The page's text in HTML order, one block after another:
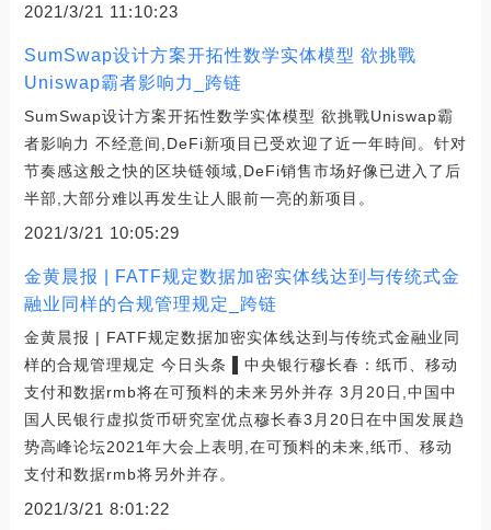
2021/3/21 11:10:23
SumSwap设计方案开拓性数学实体模型 欲挑戰
Uniswap霸者影响力_跨链
SumSwap设计方案开拓性数学实体模型 欲挑戰Uniswap霸
者影响力 不经意间,DeFi新项目已受欢迎了近一年時间。针对
节奏感这般之快的区块链领域,DeFi销售市场好像已进入了后
半部,大部分难以再发生让人眼前一亮的新项目。
2021/3/21 10:05:29
金黄晨报 | FATF规定数据加密实体线达到与传统式金
融业同样的合规管理规定_跨链
金黄晨报 | FATF规定数据加密实体线达到与传统式金融业同
样的合规管理规定 今日头条 ▌中央银行穆长春：纸币、移动
支付和数据rmb将在可预料的未来另外并存 3月20日,中国中
国人民银行虚拟货币研究室优点穆长春3月20日在中国发展趋
势高峰论坛2021年大会上表明,在可预料的未来,纸币、移动
支付和数据rmb将另外并存。
2021/3/21 8:01:22